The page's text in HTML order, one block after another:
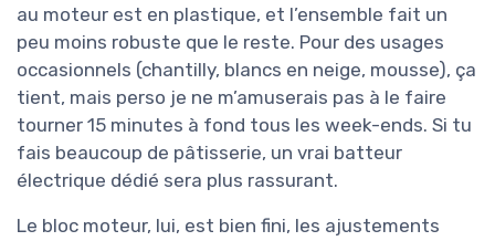
au moteur est en plastique, et l’ensemble fait un
peu moins robuste que le reste. Pour des usages
occasionnels (chantilly, blancs en neige, mousse), ça
tient, mais perso je ne m’amuserais pas à le faire
tourner 15 minutes à fond tous les week-ends. Si tu
fais beaucoup de pâtisserie, un vrai batteur
électrique dédié sera plus rassurant.
Le bloc moteur, lui, est bien fini, les ajustements